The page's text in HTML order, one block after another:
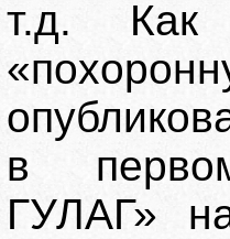
т.д. Как
в
ГУЛАГ»